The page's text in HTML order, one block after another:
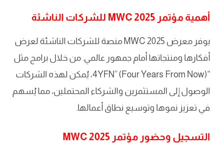
أهمية مؤتمر MWC 2025 للشركات الناشئة
يوفر معرض MWC 2025 منصة للشركات الناشئة لعرض
أفكارها ومنتجاتها أمام جمهور عالمي. من خلال برامج مثل
“4YFN” (Four Years From Now)، يُمكن لهذه الشركات
الوصول إلى المستثمرين والشركاء المحتملين، مما يُسهم
في تعزيز نموها وتوسيع نطاق أعمالها.
التسجيل وحضور مؤتمر MWC 2025